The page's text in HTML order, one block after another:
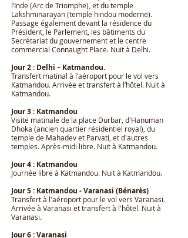
l’Inde (Arc de Triomphe), et du temple
Lakshminarayan (temple hindou moderne).
Passage également devant la résidence du
Président, le Parlement, les bâtiments du
Secrétariat du gouvernement et le centre
commercial Connaught Place. Nuit à Delhi.
Jour 2 : Delhi – Katmandou.
Transfert matinal à l’aéroport pour le vol vers
Katmandou. Arrivée et transfert à l’hôtel. Nuit à
Katmandou.
Jour 3 : Katmandou
Visite matinale de la place Durbar, d'Hanuman
Dhoka (ancien quartier résidentiel royal), du
temple de Mahadev et Parvati, et d'autres
temples. Après-midi libre. Nuit à Katmandou.
Jour 4 : Katmandou
Journée libre à Katmandou. Nuit à Katmandou.
Jour 5 : Katmandou - Varanasi (Bénarès)
Transfert à l'aéroport pour le vol vers Varanasi.
Arrivée à Varanasi et transfert à l'hôtel. Nuit à
Varanasi.
Jour 6 : Varanasi